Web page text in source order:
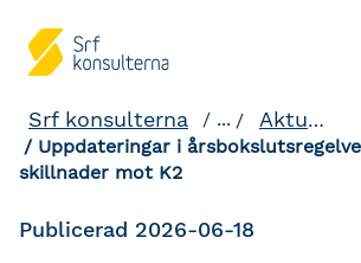
Srf konsulterna ... Aktuellt och påverkan
Uppdateringar i
skillnader mot K2
Publicerad 2026-06-18